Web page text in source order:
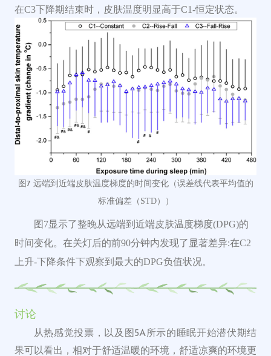
在C3下降期结束时，皮肤温度明显高于C1-恒定状态。
图7 远端到近端皮肤温度梯度的时间变化（误差线代表平均值的
标准偏差（STD））
图 7显示了整晚从远端到近端皮肤温度梯度(DPG)的
时间变化。 在关灯后的前90分钟内发现了显著差异:在C2
上升-下降条件下观察到 最大的DPG负值状况。
讨论
从热感觉投票，以及图5A所示的睡眠开始潜伏期结
果可以看出，相对于舒适温暖的环境，舒适凉爽的环境更